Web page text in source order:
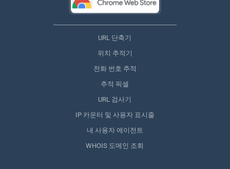
URL 단축기
위치 추적기
전화 번호 추적
추적 픽셀
URL 검사기
IP 카운터 및 사용자 표시줄
내 사용자 에이전트
WHOIS 도메인 조회